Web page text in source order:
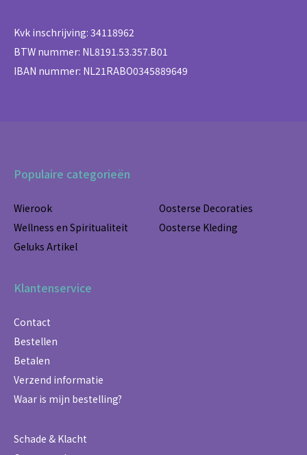
Kvk inschrijving: 34118962
BTW nummer: NL8191.53.357.B01
IBAN nummer: NL21RABO0345889649
Populaire categorieën
Wierook
Wellness en Spiritualiteit
Geluks Artikel
Oosterse Decoraties
Oosterse Kleding
Klantenservice
Contact
Bestellen
Betalen
Verzend informatie
Waar is mijn bestelling?
Schade & Klacht